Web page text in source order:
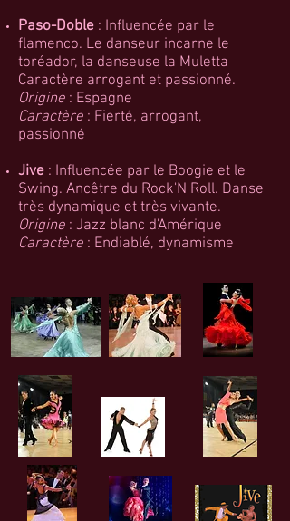
Paso-Doble : Influencée par le
flamenco. Le danseur incarne le
toréador, la danseuse la Muletta
Caractère arrogant et passionné.
Origine : Espagne
Caractère : Fierté, arrogant,
passionné
Jive : Influencée par le Boogie et le
Swing. Ancêtre du Rock'N Roll. Danse
très dynamique et très vivante.
Origine : Jazz blanc d'Amérique
Caractère : Endiablé, dynamisme